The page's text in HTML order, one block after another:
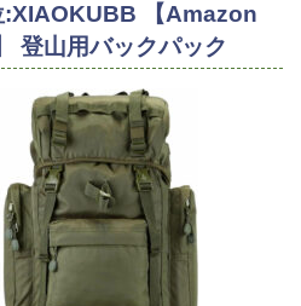
:XIAOKUBB 【Amazon
登山用バックパック